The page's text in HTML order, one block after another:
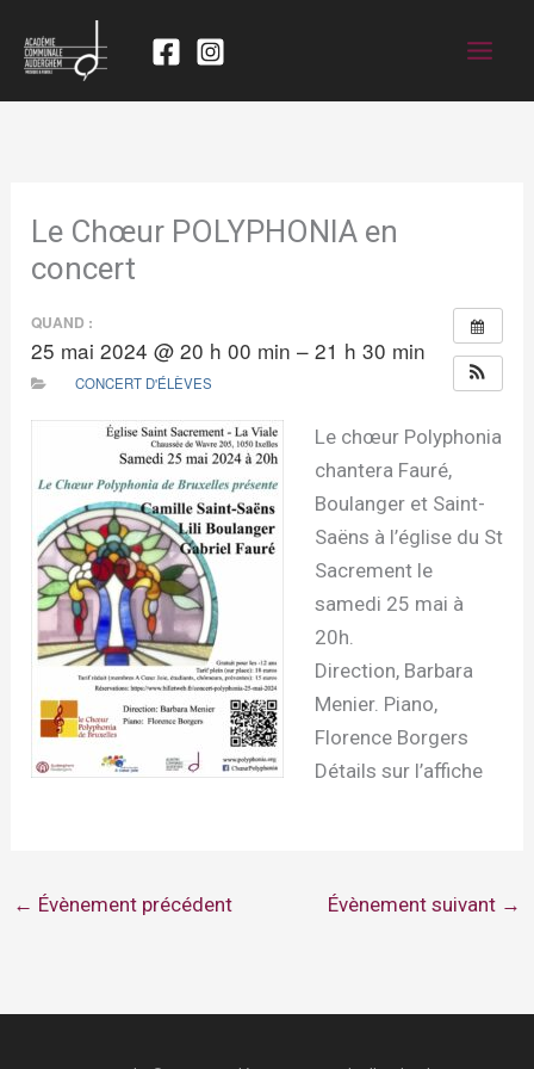
Le Chœur POLYPHONIA en
concert
QUAND :
25 mai 2024 @ 20 h 00 min – 21 h 30 min
CONCERT D'ÉLÈVES
Le chœur Polyphonia
chantera Fauré,
Boulanger et Saint-
Saëns à l’église du St
Sacrement le
samedi 25 mai à
20h.
Direction, Barbara
Menier. Piano,
Florence Borgers
Détails sur l’affiche
← Évènement précédent Évènement suivant →